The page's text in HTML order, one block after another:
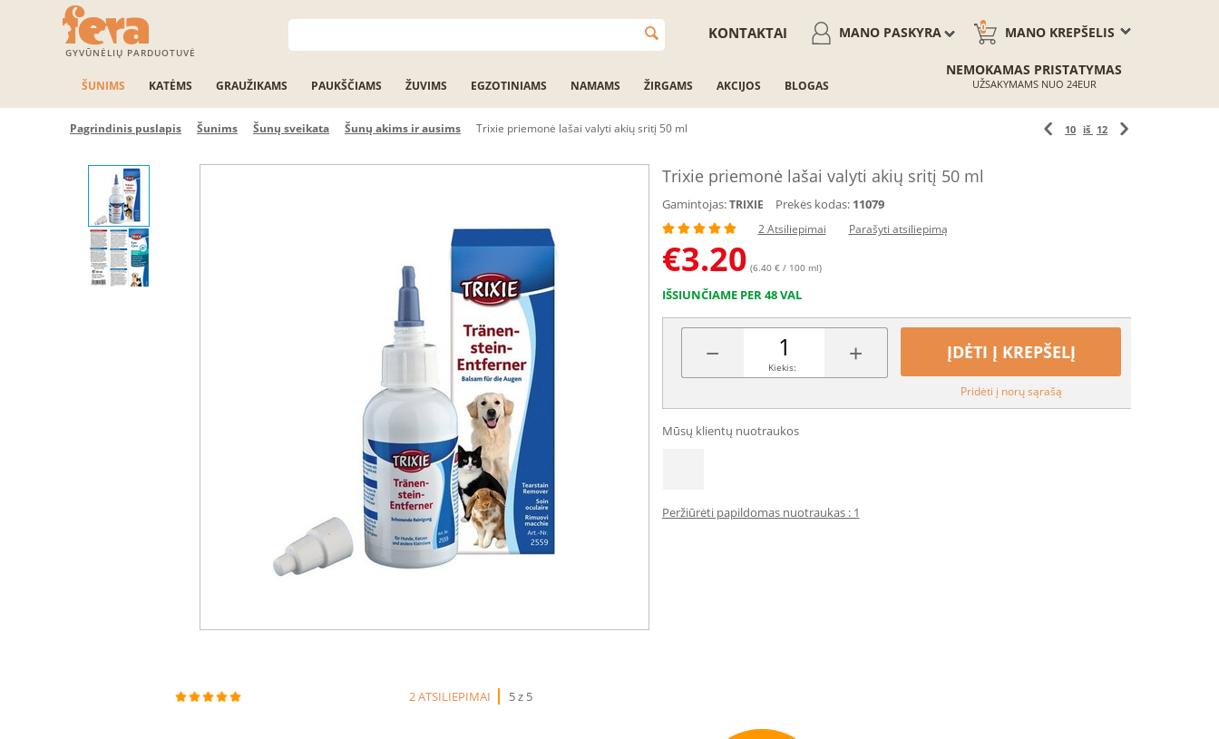
GYVŪNĖLIŲ PARDUOTUVĖ
MANO KREPŠELIS
0
MANO PASKYRA
KONTAKTAI
ŠUNIMS KATĖMS GRAUŽIKAMS PAUKŠČIAMS ŽUVIMS EGZOTINIAMS NAMAMS ŽIRGAMS AKCIJOS BLOGAS
NEMOKAMAS PRISTATYMAS
UŽSAKYMAMS NUO 24EUR
Pagrindinis puslapis Šunims Šunų sveikata Šunų akims ir ausims Trixie priemonė lašai valyti akių sritį 50 ml 10 iš 12
Trixie priemonė lašai valyti akių sritį 50 ml
Gamintojas: TRIXIE Prekės kodas: 11079
2 Atsiliepimai Parašyti atsiliepimą
€3.20 (6.40 € / 100 ml)
IŠSIUNČIAME PER 48 VAL
− +
Kiekis:
ĮDĖTI Į KREPŠELĮ
Pridėti į norų sąrašą
Mūsų klientų nuotraukos
Peržiūrėti papildomas nuotraukas : 1
2 ATSILIEPIMAI 5 z 5